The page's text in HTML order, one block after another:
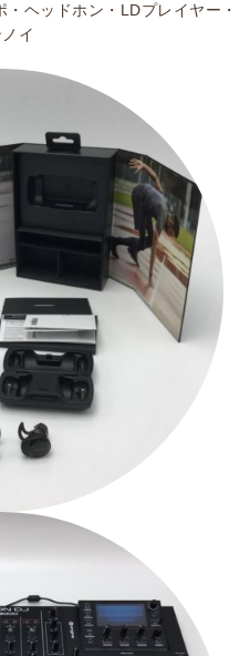
ヘッドホン・LDプレイヤー・
イ